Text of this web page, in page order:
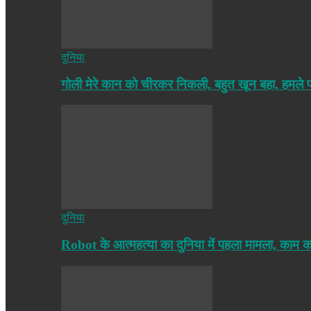
दुनिया
गोली मेरे कान को चीरकर निकली, बहुत खून बहा, हमले
दुनिया
Robot के आत्महत्या का दुनिया में पहला मामला, काम